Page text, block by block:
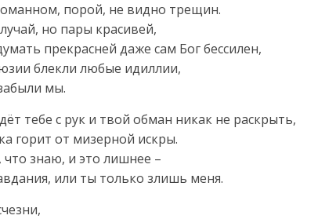
порой, не видно трещин.
но пары красивей,
прекрасней даже сам Бог бессилен,
блекли любые идиллии,
мы.
тебе с рук и твой обман никак не раскрыть,
горит от мизерной искры.
знаю, и это лишнее –
или ты только злишь меня.